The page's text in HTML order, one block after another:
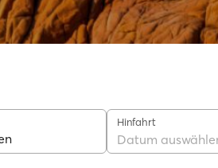
Hinfahrt
Datum